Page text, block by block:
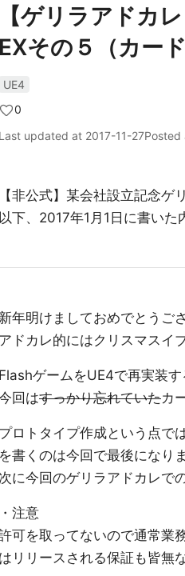
【ゲリラアドカ
EXその５（カー
UE4
0
Last updated at 2017-11-27Posted
【非公式】某会社設立記念
以下、2017年1月1日に書いた
新年明けましておめでとうご
アドカレ的にはクリスマスイ
FlashゲームをUE4で再実装す
回はすっかり忘れていたカ
プロトタイプ作成という点で
を書くのは今回で最後になりま
次に今回のゲリラアドカレで
・注意
可を取ってないので通常業
はリリースされる保証も皆無